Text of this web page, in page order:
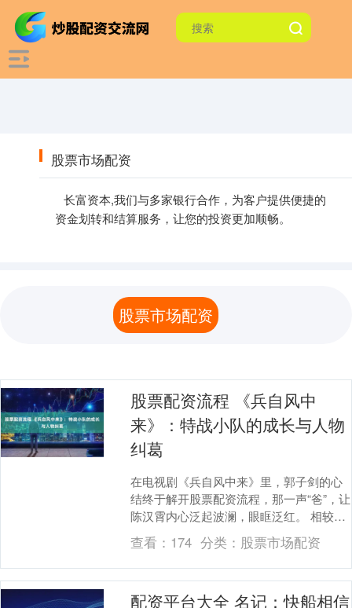
股票市场配资
长富资本,我们与多家银行合作，为客户提供便捷的
资金划转和结算服务，让您的投资更加顺畅。
股票市场配资
股票配资流程 《兵自风中
来》：特战小队的成长与人物
纠葛
在电视剧《兵自风中来》里，郭子剑的心
结终于解开股票配资流程，那一声“爸”，让
陈汉霄内心泛起波澜，眼眶泛红。 相较于
陈汉霄，陈晓珊更为激动。长久以来，她
一直努力促....
查看： 174 分类： 股票市场配资
配资平台大全 名记：快船相信